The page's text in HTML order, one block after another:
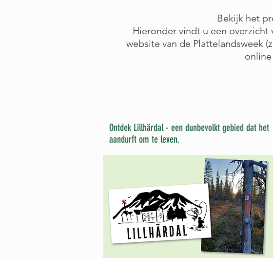
Bekijk het
Hieronder vindt u een
website van de Plattelandsweek
Ontdek Lillhärdal - een dunbevolkt gebied dat het
aandurft om te leven.